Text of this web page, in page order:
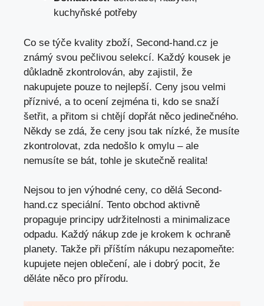
kuchyňské potřeby
Co se týče kvality zboží, Second-hand.cz je
známý svou pečlivou selekcí. Každý kousek je
důkladně zkontrolován, aby zajistil, že
nakupujete pouze to nejlepší. Ceny jsou velmi
příznivé, a to ocení zejména ti, kdo se snaží
šetřit, a přitom si chtějí dopřát něco jedinečného.
Někdy se zdá, že ceny jsou tak nízké, že musíte
zkontrolovat, zda nedošlo k omylu – ale
nemusíte se bát, tohle je skutečně realita!
Nejsou to jen výhodné ceny, co dělá Second-
hand.cz speciální. Tento obchod aktivně
propaguje principy udržitelnosti a minimalizace
odpadu. Každý nákup zde je krokem k ochraně
planety. Takže při příštím nákupu nezapomeňte:
kupujete nejen oblečení, ale i dobrý pocit, že
děláte něco pro přírodu.